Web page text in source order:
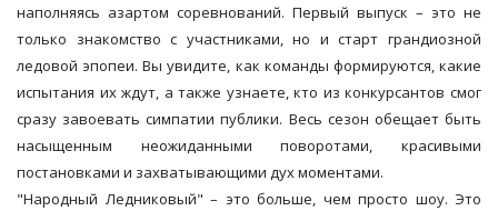
наполняясь азартом соревнований. Первый выпуск – это не
только знакомство с участниками, но и старт грандиозной
ледовой эпопеи. Вы увидите, как команды формируются, какие
испытания их ждут, а также узнаете, кто из конкурсантов смог
сразу завоевать симпатии публики. Весь сезон обещает быть
насыщенным неожиданными поворотами, красивыми
постановками и захватывающими дух моментами.
"Народный Ледниковый" – это больше, чем просто шоу. Это